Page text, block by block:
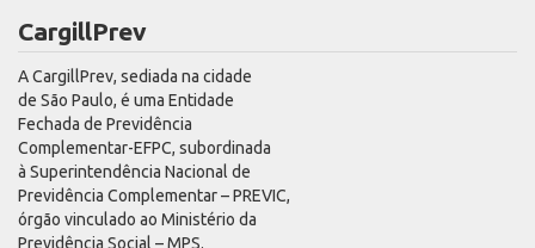
CargillPrev
A CargillPrev, sediada na cidade
de São Paulo, é uma Entidade
Fechada de Previdência
Complementar-EFPC, subordinada
à Superintendência Nacional de
Previdência Complementar – PREVIC,
órgão vinculado ao Ministério da
Previdência Social – MPS.